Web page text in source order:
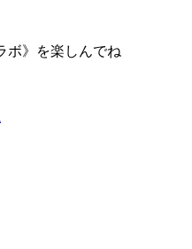
ボ》を楽しんでね